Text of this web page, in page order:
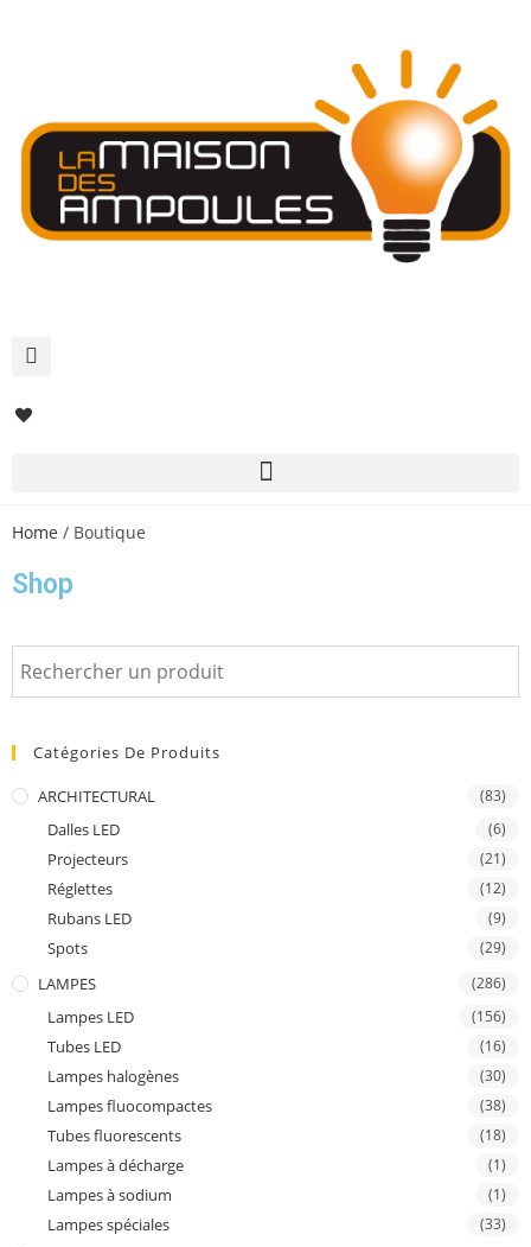
Home / Boutique
Shop
Catégories De Produits
ARCHITECTURAL (83)
Dalles LED (6)
Projecteurs (21)
Réglettes (12)
Rubans LED (9)
Spots (29)
LAMPES (286)
Lampes LED (156)
Tubes LED (16)
Lampes halogènes (30)
Lampes fluocompactes (38)
Tubes fluorescents (18)
Lampes à décharge (1)
Lampes à sodium (1)
Lampes spéciales (33)